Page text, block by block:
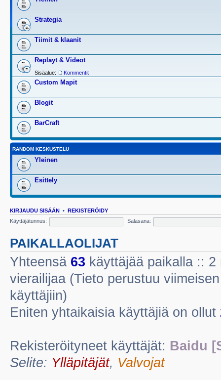
Strategia
Tiimit & klaanit
Replayt & Videot
Sisäalue: Kommentit
Custom Mapit
Blogit
BarCraft
RANDOM KESKUSTELU
Yleinen
Esittely
KIRJAUDU SISÄÄN • REKISTERÖIDY
Käyttäjätunnus:
Salasana:
PAIKALLAOLIJAT
Yhteensä 63 käyttäjää paikalla ::
vierailijaa (Tieto perustuu
käyttäjiin)
Eniten yhtaikaisia käyttäjiä on ollut
Rekisteröityneet käyttäjät: Baidu
Selite: Ylläpitäjät, Valvojat